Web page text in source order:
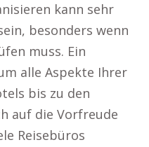
kann sehr
besonders wenn
muss. Ein
alle Aspekte Ihrer
bis zu den
auf die Vorfreude
Reisebüros